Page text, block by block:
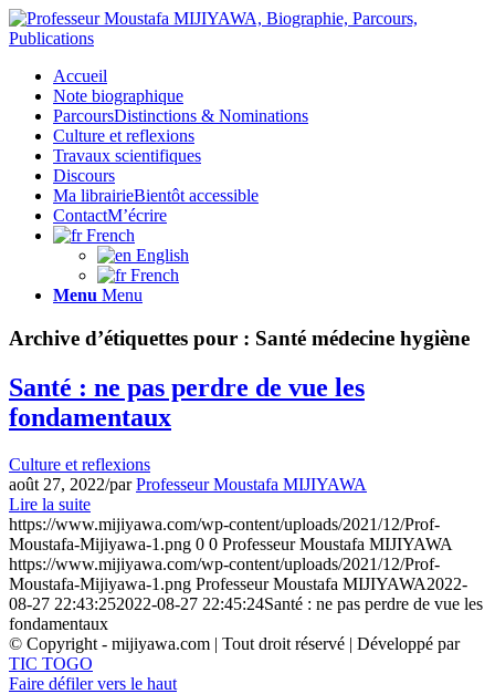
Accueil
Note biographique
ParcoursDistinctions & Nominations
Culture et reflexions
Travaux scientifiques
Discours
Ma librairieBientôt accessible
ContactM’écrire
French
English
French
Menu Menu
Archive d’étiquettes pour : Santé médecine hygiène
Santé : ne pas perdre de vue les
fondamentaux
Culture et reflexions
août 27, 2022/parProfesseur Moustafa MIJIYAWA
Lire la suite
https://www.mijiyawa.com/wp-content/uploads/2021/12/Prof-
Moustafa-Mijiyawa-1.png 0 0 Professeur Moustafa MIJIYAWA
https://www.mijiyawa.com/wp-content/uploads/2021/12/Prof-
Moustafa-Mijiyawa-1.png Professeur Moustafa MIJIYAWA2022-
08-27 22:43:252022-08-27 22:45:24Santé : ne pas perdre de vue les
fondamentaux
© Copyright - mijiyawa.com | Tout droit réservé | Développé par
TIC TOGO
Faire défiler vers le haut